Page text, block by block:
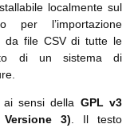
localmente sul
per l’importazione
da file CSV di tutte le
di un sistema di
sensi della GPL v3
3). Il testo